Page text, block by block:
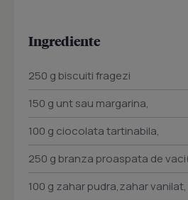
Ingrediente
250 g biscuiti fragezi
150 g unt sau margarina,
100 g ciocolata tartinabila,
250 g branza proaspata de
100 g zahar pudra,zahar vanilat,